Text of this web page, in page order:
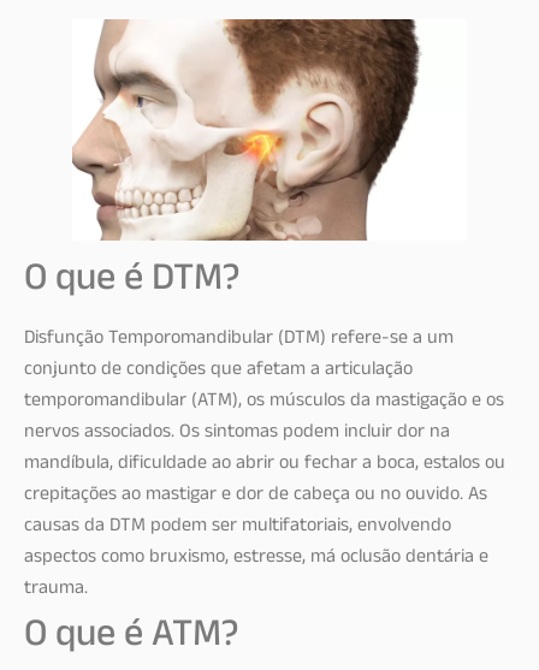
O que é DTM?
Disfunção Temporomandibular (DTM) refere-se a um
conjunto de condições que afetam a articulação
temporomandibular (ATM), os músculos da mastigação e os
nervos associados. Os sintomas podem incluir dor na
mandíbula, dificuldade ao abrir ou fechar a boca, estalos ou
crepitações ao mastigar e dor de cabeça ou no ouvido. As
causas da DTM podem ser multifatoriais, envolvendo
aspectos como bruxismo, estresse, má oclusão dentária e
trauma.
O que é ATM?